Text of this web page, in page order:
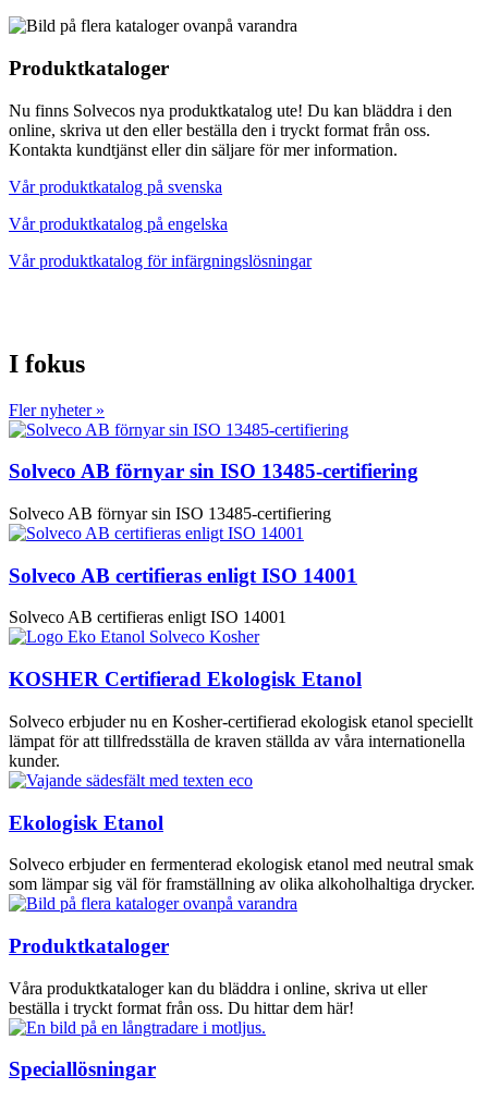
Produktkataloger
Nu finns Solvecos nya produktkatalog ute! Du kan bläddra i den
online, skriva ut den eller beställa den i tryckt format från oss.
Kontakta kundtjänst eller din säljare för mer information.
Vår produktkatalog på svenska
Vår produktkatalog på engelska
Vår produktkatalog för infärgningslösningar
I fokus
Fler nyheter »
Solveco AB förnyar sin ISO 13485-certifiering
Solveco AB förnyar sin ISO 13485-certifiering
Solveco AB certifieras enligt ISO 14001
Solveco AB certifieras enligt ISO 14001
KOSHER Certifierad Ekologisk Etanol
Solveco erbjuder nu en Kosher-certifierad ekologisk etanol speciellt
lämpat för att tillfredsställa de kraven ställda av våra internationella
kunder.
Ekologisk Etanol
Solveco erbjuder en fermenterad ekologisk etanol med neutral smak
som lämpar sig väl för framställning av olika alkoholhaltiga drycker.
Produktkataloger
Våra produktkataloger kan du bläddra i online, skriva ut eller
beställa i tryckt format från oss. Du hittar dem här!
Speciallösningar